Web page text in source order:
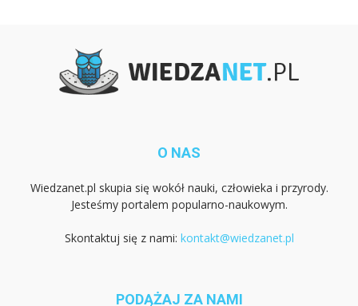
O NAS
Wiedzanet.pl skupia się wokół nauki, człowieka i przyrody.
Jesteśmy portalem popularno-naukowym.
Skontaktuj się z nami: kontakt@wiedzanet.pl
PODĄŻAJ ZA NAMI